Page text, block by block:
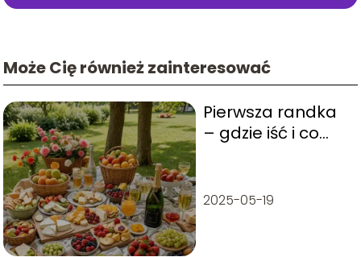
Może Cię również zainteresować
Pierwsza randka
– gdzie iść i co
2025-05-19